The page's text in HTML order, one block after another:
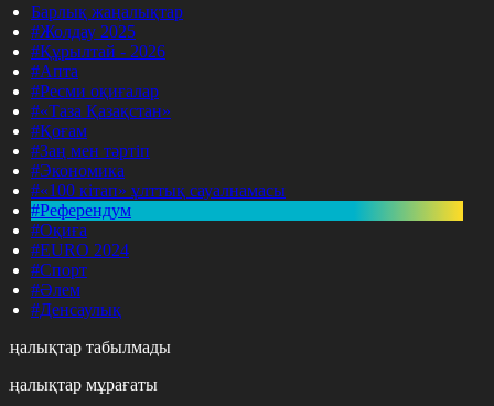
Барлық жаңалықтар
#Жолдау 2025
#Құрылтай - 2026
#Апта
#Ресми оқиғалар
#«Таза Қазақстан»
#Қоғам
#Заң мен тәртіп
#Экономика
#«100 кітап» ұлттық сауалнамасы
#Референдум
#Оқиға
#EURO 2024
#Спорт
#Әлем
#Денсаулық
табылмады
мұрағаты